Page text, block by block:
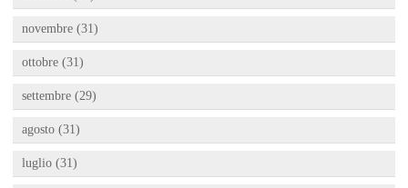
novembre (31)
ottobre (31)
settembre (29)
agosto (31)
luglio (31)